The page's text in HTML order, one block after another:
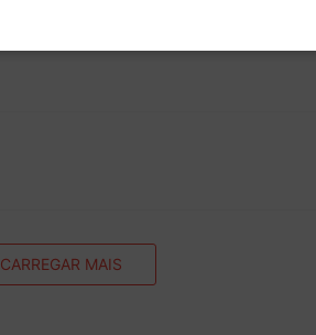
CARREGAR MAIS